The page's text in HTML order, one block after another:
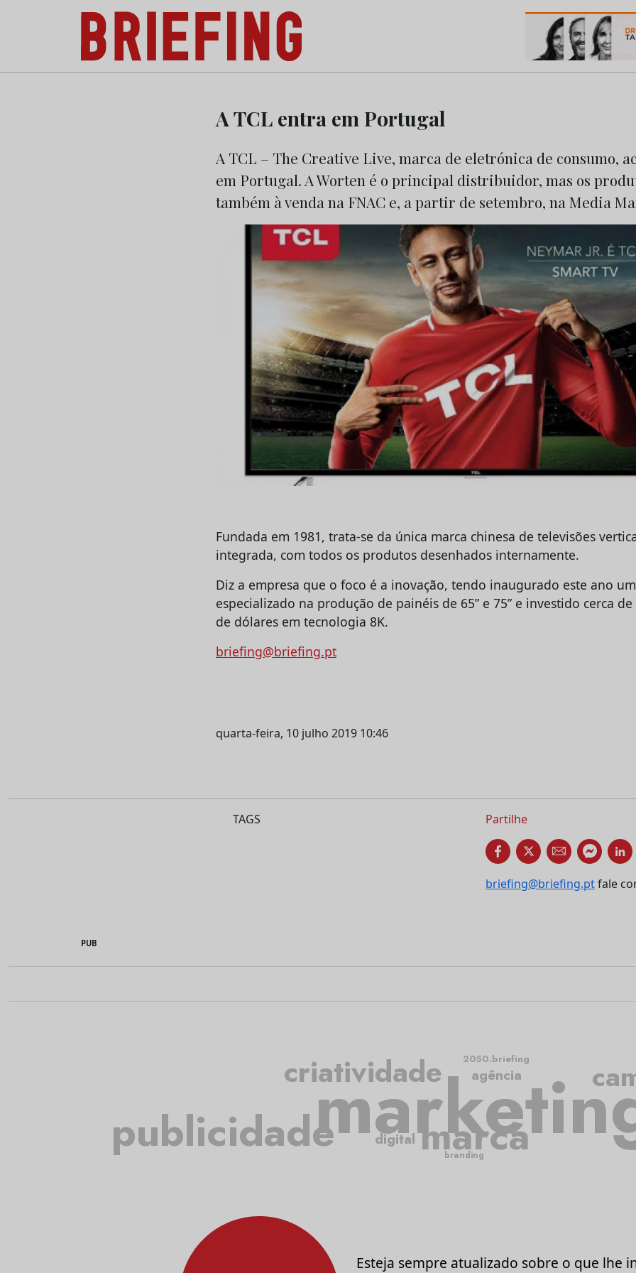
Briefing: Todas as notícias sobre os negócios do Marketing e da Publicidade
A TCL entra em Portugal
A TCL – The Creative Live, marca de eletrónica de consumo,
em Portugal. A Worten é o principal distribuidor, mas os
também à venda na FNAC e, a partir de setembro, na Media
Fundada em 1981, trata-se da única marca chinesa de televisões
integrada, com todos os produtos desenhados internamente.
Diz a empresa que o foco é a inovação, tendo inaugurado este ano
especializado na produção de painéis de 65” e 75” e investido cerca
de dólares em tecnologia 8K.
briefing@briefing.pt
quarta-feira, 10 julho 2019 10:46
TAGS Partilhe
briefing@briefing.ptfale
PUB
publicidade marca
criatividade agência
digital
2050.briefing
branding
Esteja sempre atualizado sobre o que lhe